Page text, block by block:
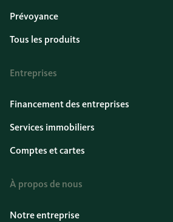
Prévoyance
Tous les produits
Entreprises
Financement des entreprises
Services immobiliers
Comptes et cartes
À propos de nous
Notre entreprise